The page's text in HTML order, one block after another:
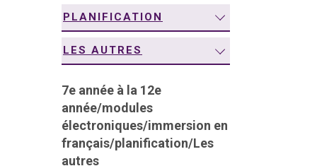
PLANIFICATION
LES AUTRES
7e année à la 12e
année/modules
électroniques/immersion en
français/planification/Les
autres